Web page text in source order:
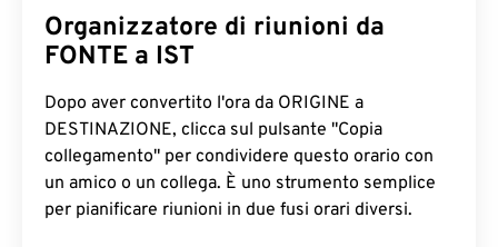
Organizzatore di riunioni da
FONTE a IST
Dopo aver convertito l'ora da ORIGINE a
DESTINAZIONE, clicca sul pulsante "Copia
collegamento" per condividere questo orario con
un amico o un collega. È uno strumento semplice
per pianificare riunioni in due fusi orari diversi.